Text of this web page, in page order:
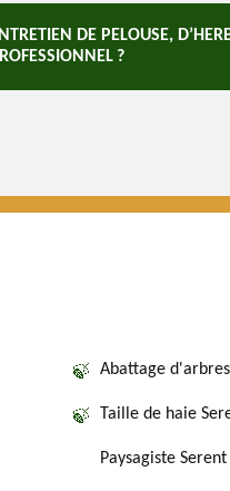
DE PELOUSE,
?
Abattage
Taille de haie
Paysagiste Serent